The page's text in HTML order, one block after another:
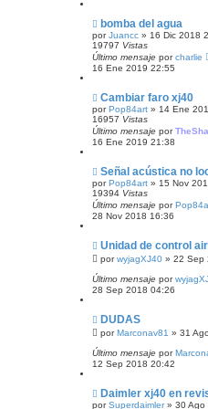
bomba del agua
porJuancc » 16 Dic 2018
19797 Vistas
Último mensaje porcharlie
16 Ene 2019 22:55
Cambiar faro xj40
porPop84art » 14 Ene
16957 Vistas
Último mensaje por
16 Ene 2019 21:38
Señal acústica no
porPop84art » 15 Nov
19394 Vistas
Último mensaje por
28 Nov 2018 16:36
Unidad de control
porwyjagXJ40 » 22 Sep
Último mensaje por
28 Sep 2018 04:26
DUDAS
porMarconav81 » 31
Último mensaje por
12 Sep 2018 20:42
Daimler xj40 en
porSuperdaimler» 30 Ago